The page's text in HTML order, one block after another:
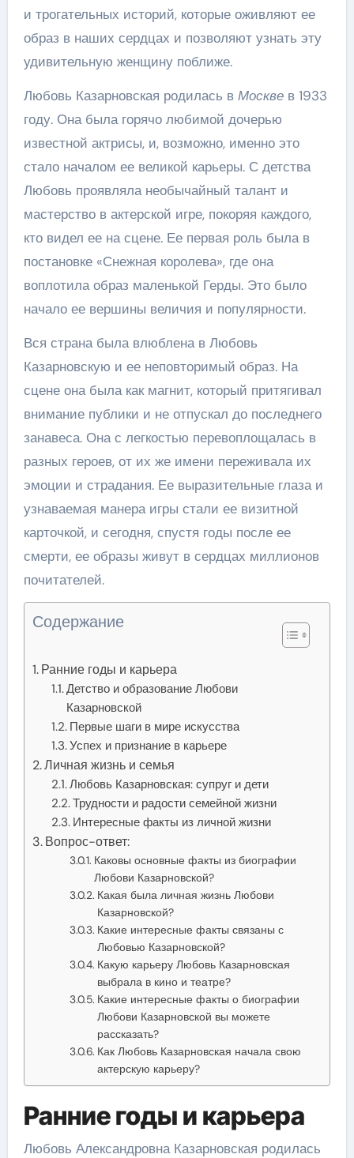
и трогательных историй, которые оживляют ее
образ в наших сердцах и позволяют узнать эту
удивительную женщину поближе.
Любовь Казарновская родилась в Москвев 1933
году. Она была горячо любимой дочерью
известной актрисы, и, возможно, именно это
стало началом ее великой карьеры. С детства
Любовь проявляла необычайный талант и
мастерство в актерской игре, покоряя каждого,
кто видел ее на сцене. Ее первая роль была в
постановке «Снежная королева», где она
воплотила образ маленькой Герды. Это было
начало ее вершины величия и популярности.
Вся страна была влюблена в Любовь
Казарновскую и ее неповторимый образ. На
сцене она была как магнит, который притягивал
внимание публики и не отпускал до последнего
занавеса. Она с легкостью перевоплощалась в
разных героев, от их же имени переживала их
эмоции и страдания. Ее выразительные глаза и
узнаваемая манера игры стали ее визитной
карточкой, и сегодня, спустя годы после ее
смерти, ее образы живут в сердцах миллионов
почитателей.
Содержание
Ранние годы и карьера
Детство и образование Любови
Казарновской
Первые шаги в мире искусства
Успех и признание в карьере
Личная жизнь и семья
Любовь Казарновская: супруг и дети
Трудности и радости семейной жизни
Интересные факты из личной жизни
Вопрос-ответ:
Каковы основные факты из биографии
Любови Казарновской?
Какая была личная жизнь Любови
Казарновской?
Какие интересные факты связаны с
Любовью Казарновской?
Какую карьеру Любовь Казарновская
выбрала в кино и театре?
Какие интересные факты о биографии
Любови Казарновской вы можете
рассказать?
Как Любовь Казарновская начала свою
актерскую карьеру?
Ранние годы и карьера
Любовь Александровна Казарновская родилась